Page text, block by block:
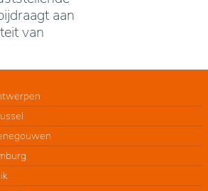
aan
van